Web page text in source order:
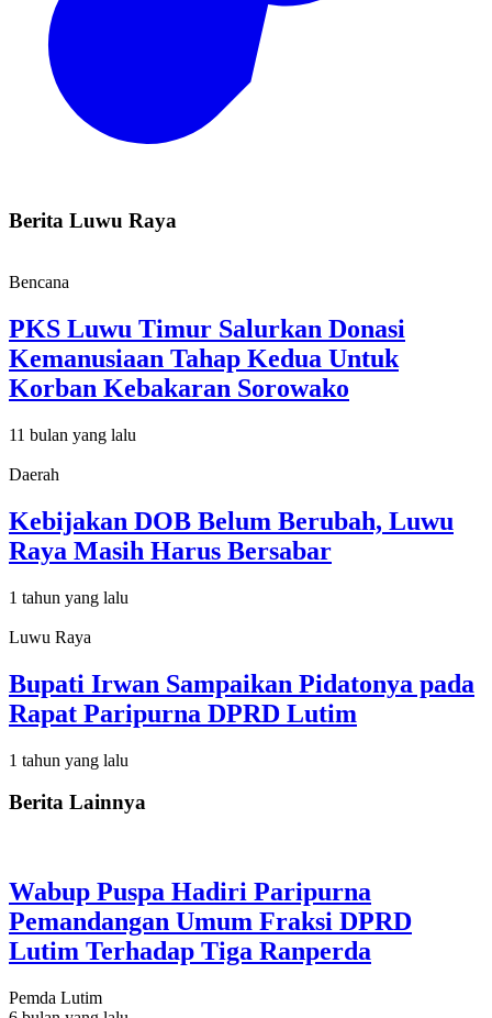
Berita Luwu Raya
Bencana
PKS Luwu Timur Salurkan Donasi
Kemanusiaan Tahap Kedua Untuk
Korban Kebakaran Sorowako
11 bulan yang lalu
Daerah
Kebijakan DOB Belum Berubah, Luwu
Raya Masih Harus Bersabar
1 tahun yang lalu
Luwu Raya
Bupati Irwan Sampaikan Pidatonya pada
Rapat Paripurna DPRD Lutim
1 tahun yang lalu
Berita Lainnya
Wabup Puspa Hadiri Paripurna
Pemandangan Umum Fraksi DPRD
Lutim Terhadap Tiga Ranperda
Pemda Lutim